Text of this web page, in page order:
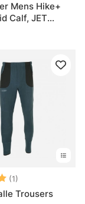
underkläder
ull?
Mens Hike+
Calf, JET
(1)
Trousers